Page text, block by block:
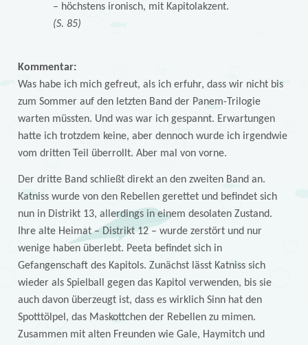
– höchstens ironisch, mit Kapitolakzent.
(S. 85)
Kommentar:
Was habe ich mich gefreut, als ich erfuhr, dass wir nicht bis
zum Sommer auf den letzten Band der Panem-Trilogie
warten müssten. Und was war ich gespannt. Erwartungen
hatte ich trotzdem keine, aber dennoch wurde ich irgendwie
vom dritten Teil überrollt. Aber mal von vorne.
Der dritte Band schließt direkt an den zweiten Band an.
Katniss wurde von den Rebellen gerettet und befindet sich
nun in Distrikt 13, allerdings in einem desolaten Zustand.
Ihre alte Heimat – Distrikt 12 – wurde zerstört und nur
wenige haben überlebt. Peeta befindet sich in
Gefangenschaft des Kapitols. Zunächst lässt Katniss sich
wieder als Spielball gegen das Kapitol verwenden, bis sie
auch davon überzeugt ist, dass es wirklich Sinn hat den
Spotttölpel, das Maskottchen der Rebellen zu mimen.
Zusammen mit alten Freunden wie Gale, Haymitch und